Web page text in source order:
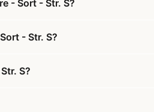
- Sort - Str. S?
- Str. S?
S?